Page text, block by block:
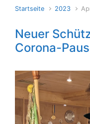
Startseite 2023
Neuer
Corona-